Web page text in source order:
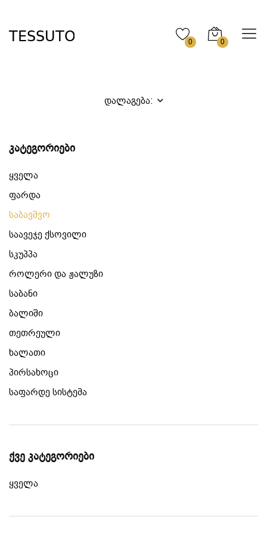
0 0
კატეგორიები
ყველა
ფარდა
საბავშვო
საავეჯე ქსოვილი
სკუპპა
როლერი და ჟალუზი
საბანი
ბალიში
თეთრეული
ხალათი
პირსახოცი
საფარდე სისტემა
ქვე კატეგორიები
ყველა
დალაგება: